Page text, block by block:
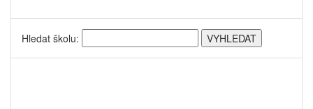
Hledat školu: